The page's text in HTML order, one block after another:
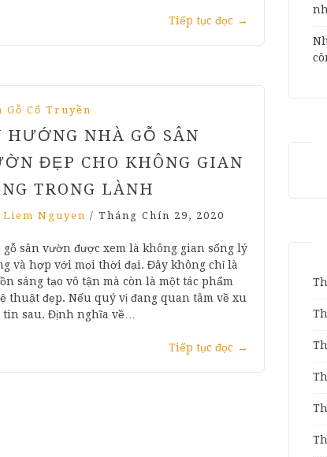
Tiếp tục đọc →
Gỗ Cổ Truyền
HƯỚNG NHÀ GỖ SÂN
ĐẸP CHO KHÔNG GIAN
TRONG LÀNH
Nguyen / Tháng Chín 29, 2020
gỗ sân vườn được xem là không gian sống lý
và hợp với mọi thời đại. Đây không chỉ là
sáng tạo vô tận mà còn là một tác phẩm
thuật đẹp. Nếu quý vị đang quan tâm về xu
sau. Định nghĩa về…
Tiếp tục đọc →